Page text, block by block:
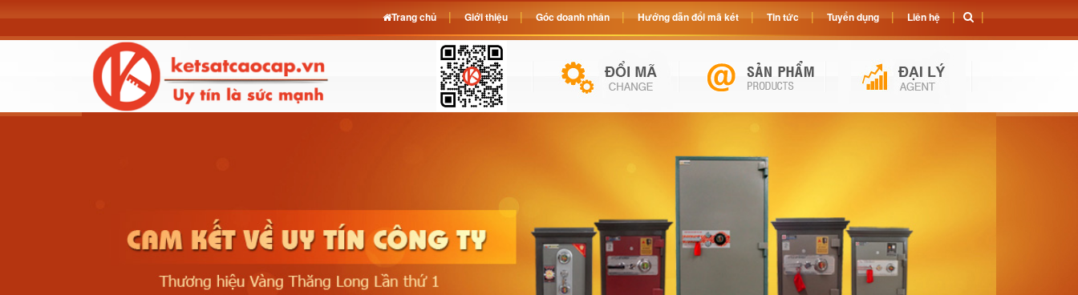
Trang chủ Giới thiệu Góc doanh nhân Hướng dẫn đổi mã két Tin tức Tuyển dụng Liên hệ